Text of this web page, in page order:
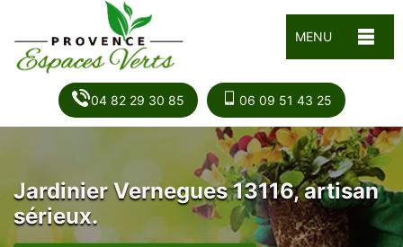
MENU
04 82 29 30 85 06 09 51 43 25
Jardinier Vernegues 13116, artisan
sérieux.